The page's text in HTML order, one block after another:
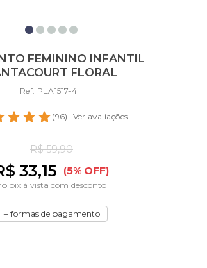
FEMININO INFANTIL
FLORAL
Ref: PLA1517-4
(96)- Ver avaliações
R$ 59,90
33,15 (5% OFF)
pix à vista com desconto
+ formas de pagamento